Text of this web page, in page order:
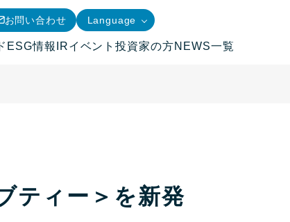
お問い合わせ Language
ESG情報 IRイベント投資家の方NEWS一覧
ティー＞を新発